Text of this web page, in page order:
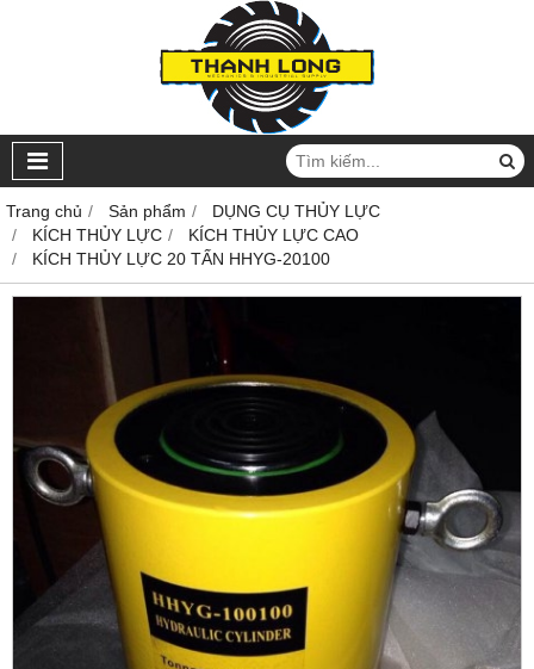
Trang chủ Sản phẩm
DỤNG CỤ THỦY LỰC
KÍCH THỦY LỰC
KÍCH THỦY LỰC CAO
KÍCH THỦY LỰC 20 TẤN HHYG-20100